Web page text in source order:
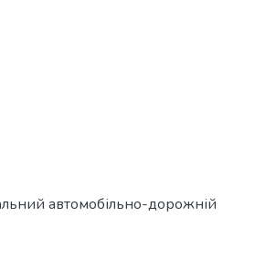
автомобільно-дорожній